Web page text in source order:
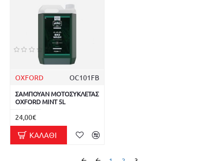
OXFORD OC101FB
ΣΑΜΠΟΥΑΝ ΜΟΤΟΣΥΚΛΕΤΑΣ
OXFORD MINT 5L
24,00€
ΚΑΛΆΘΙ